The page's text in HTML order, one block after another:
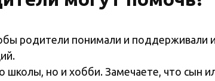
родители понимали и поддерживали
школы, но и хобби. Замечаете, что сын